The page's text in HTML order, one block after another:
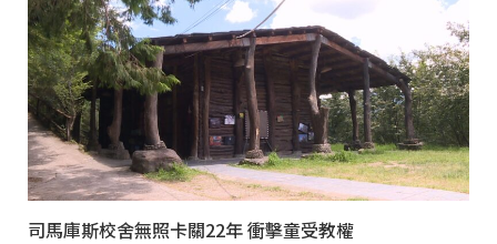
司馬庫斯校舍無照卡關22年 衝擊童受教權